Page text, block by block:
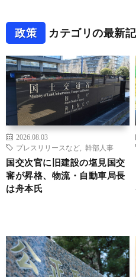
政策 カテゴリの最新
2026.08.03
プレスリリースなど
幹部人事
国交次官に旧建設の塩見国交
審が昇格、物流・自動車局長
は舟本氏